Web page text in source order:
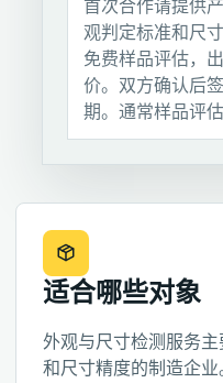
首次合作请提供
观判定标准和尺
免费样品评估，
价。双方确认后
期。通常样品评
适合哪些对象
外观与尺寸检测服务
和尺寸精度的制造企业